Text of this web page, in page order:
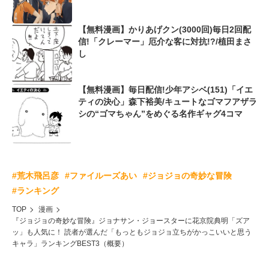
【無料漫画】かりあげクン(3000回)毎日2回配
信!「クレーマー」厄介な客に対抗!?/植田まさ
し
【無料漫画】毎日配信!少年アシベ(151)「イエ
ティの決心」森下裕美/キュートなゴマフアザラ
シの“ゴマちゃん”をめぐる名作ギャグ4コマ
#荒木飛呂彦 #ファイルーズあい
#ジョジョの奇妙な冒険
#ランキング
TOP
漫画
『ジョジョの奇妙な冒険』ジョナサン・ジョースターに花京院典明「ズア
ッ」も人気に！ 読者が選んだ「もっともジョジョ立ちがかっこいいと思う
キャラ」ランキングBEST3（概要）